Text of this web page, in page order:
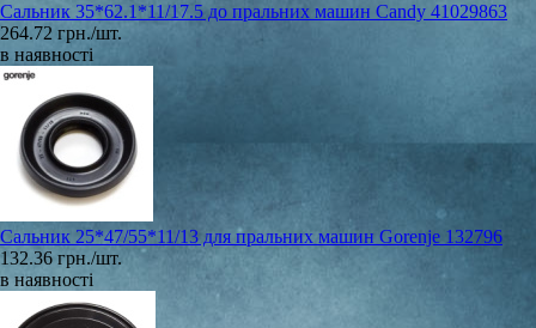
Сальник 35*62.1*11/17.5 до пральних машин Candy 41029863
264.72 грн./шт.
в наявності
Сальник 25*47/55*11/13 для пральних машин Gorenje 132796
132.36 грн./шт.
в наявності